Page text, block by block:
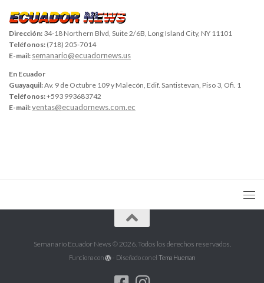
Dirección: 34-18 Northern Blvd, Suite 2/6B, Long Island City, NY 11101
Teléfonos: (718) 205-7014
E-mail: semanario@ecuadornews.us
En Ecuador
Guayaquil:Av. 9 de Octubre 109 y Malecón, Edif. Santistevan, Piso 3, Ofi. 1
Teléfonos:+593 993683742
E-mail:ventas@ecuadornews.com.ec
Semanario Ecuador News © 2026. Todos los derechos reservados.
Funciona con - Diseñado con el Tema Hueman